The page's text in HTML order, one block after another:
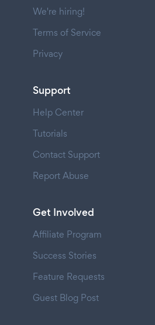
We're hiring!
Terms of Service
Privacy
Support
Help Center
Tutorials
Contact Support
Report Abuse
Get Involved
Affiliate Program
Success Stories
Feature Requests
Guest Blog Post